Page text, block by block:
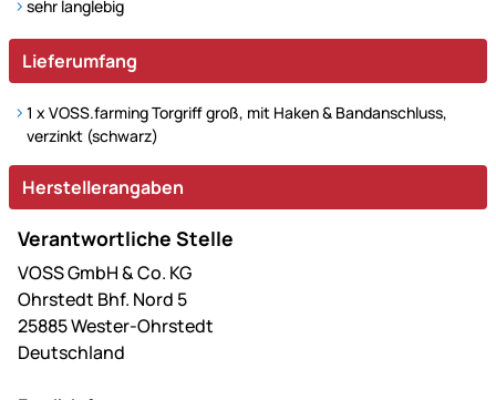
sehr langlebig
Lieferumfang
1 x VOSS.farming Torgriff groß, mit Haken & Bandanschluss,
verzinkt (schwarz)
Herstellerangaben
Verantwortliche Stelle
VOSS GmbH & Co. KG
Ohrstedt Bhf. Nord 5
25885 Wester-Ohrstedt
Deutschland